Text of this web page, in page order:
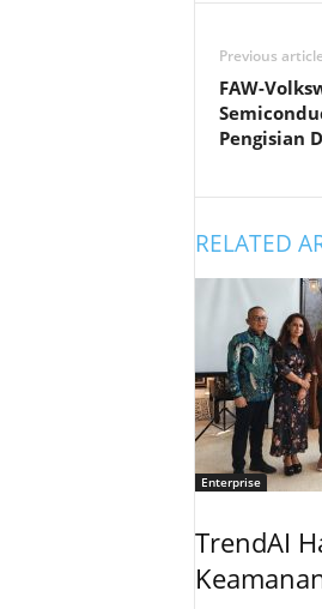
Previous article
FAW-
Pengisian
RELATED
Enterprise
TrendAI